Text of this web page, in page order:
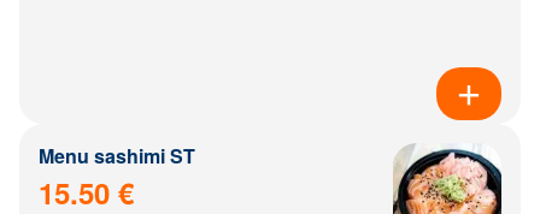
Menu sashimi ST
15.50 €